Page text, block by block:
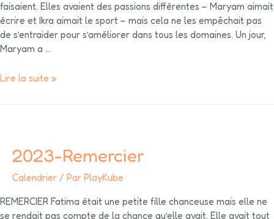
faisaient. Elles avaient des passions différentes – Maryam aimait
écrire et Ikra aimait le sport – mais cela ne les empêchait pas
de s’entraider pour s’améliorer dans tous les domaines. Un jour,
Maryam a …
Lire la suite »
2023-Remercier
Calendrier / Par PlayKube
REMERCIER Fatima était une petite fille chanceuse mais elle ne
se rendait pas compte de la chance qu’elle avait. Elle avait tout